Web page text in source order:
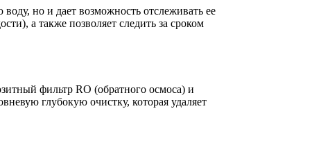
но и дает возможность отслеживать ее
а также позволяет следить за сроком
фильтр RO (обратного осмоса) и
глубокую очистку, которая удаляет